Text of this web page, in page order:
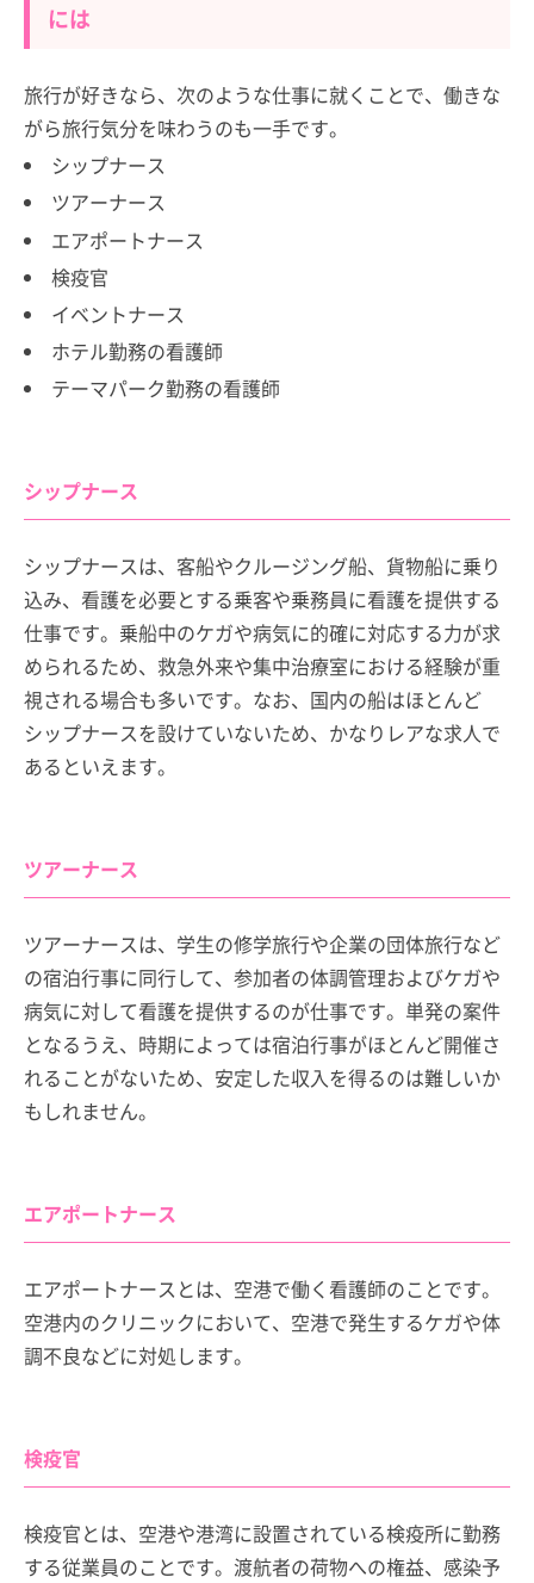
には
旅行が好きなら、次のような仕事に就くことで、働きな
がら旅行気分を味わうのも一手です。
シップナース
ツアーナース
エアポートナース
検疫官
イベントナース
ホテル勤務の看護師
テーマパーク勤務の看護師
シップナース
シップナースは、客船やクルージング船、貨物船に乗り
込み、看護を必要とする乗客や乗務員に看護を提供する
仕事です。乗船中のケガや病気に的確に対応する力が求
められるため、救急外来や集中治療室における経験が重
視される場合も多いです。なお、国内の船はほとんど
シップナースを設けていないため、かなりレアな求人で
あるといえます。
ツアーナース
ツアーナースは、学生の修学旅行や企業の団体旅行など
の宿泊行事に同行して、参加者の体調管理およびケガや
病気に対して看護を提供するのが仕事です。単発の案件
となるうえ、時期によっては宿泊行事がほとんど開催さ
れることがないため、安定した収入を得るのは難しいか
もしれません。
エアポートナース
エアポートナースとは、空港で働く看護師のことです。
空港内のクリニックにおいて、空港で発生するケガや体
調不良などに対処します。
検疫官
検疫官とは、空港や港湾に設置されている検疫所に勤務
する従業員のことです。渡航者の荷物への権益、感染予